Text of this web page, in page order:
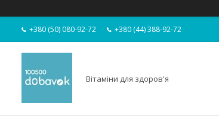
+380 (50) 080-92-72 +380 (44) 388-92-72
Вітаміни для здоров'я